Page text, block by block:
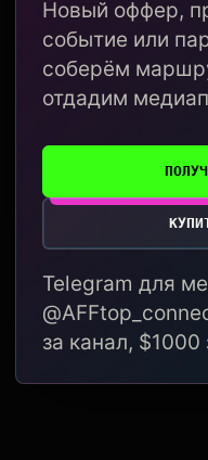
Новый оффер,
событие или
соберём
отдадим
Telegram для
за канал, $1000